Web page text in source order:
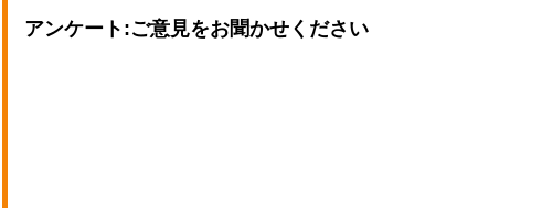
アンケート:ご意見をお聞かせください